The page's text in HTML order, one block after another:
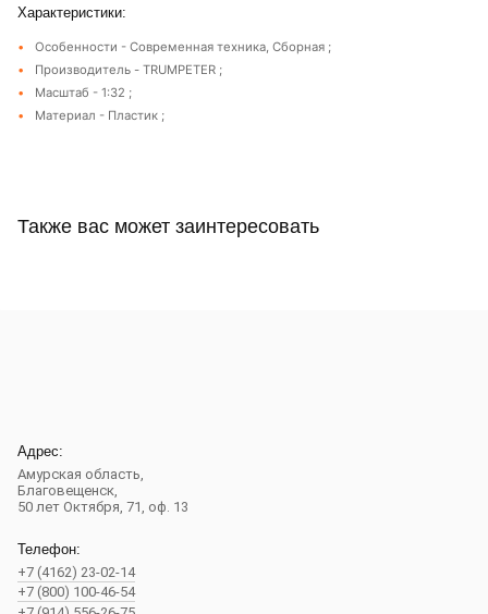
Характеристики:
Особенности - Современная техника, Сборная ;
Производитель - TRUMPETER ;
Масштаб - 1:32 ;
Материал - Пластик ;
Также вас может заинтересовать
Адрес:
Амурская область,
Благовещенск,
50 лет Октября, 71, оф. 13
Телефон:
+7 (4162) 23-02-14
+7 (800) 100-46-54